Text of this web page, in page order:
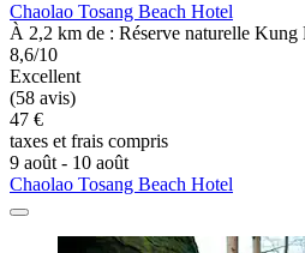
Chaolao Tosang Beach Hotel
À 2,2 km de : Réserve naturelle
8,6/10
Excellent
(58 avis)
47 €
taxes et frais compris
9 août - 10 août
Chaolao Tosang Beach Hotel